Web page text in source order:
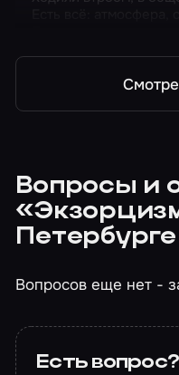
Вопросы и
Петербурге
Вопросов еще нет -
Есть